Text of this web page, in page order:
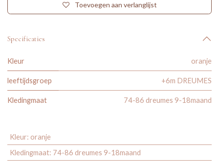
Toevoegen aan verlanglijst
Specificaties
Kleur oranje
leeftijdsgroep +6m DREUMES
Kledingmaat 74-86 dreumes 9-18maand
Kleur: oranje
Kledingmaat: 74-86 dreumes 9-18maand